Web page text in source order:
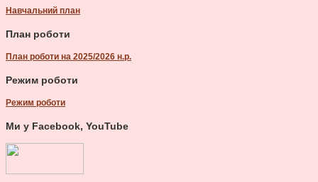
Навчальний план
План роботи
План роботи на 2025/2026 н.р.
Режим роботи
Режим роботи
Ми у Facebook, YouTube